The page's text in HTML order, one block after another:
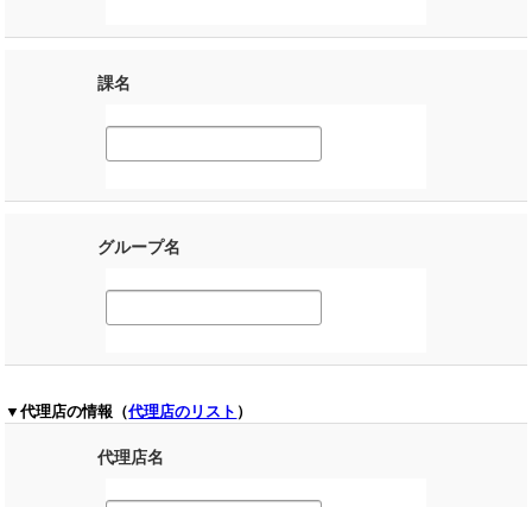
課名
グループ名
▼代理店の情報（代理店のリスト ）
代理店名